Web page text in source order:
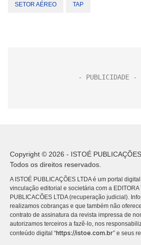
SETOR AÉREO TAP
Copyright © 2026 - ISTOÉ
Todos os direitos reservados.
A ISTOÉ PUBLICAÇÕES LTDA é um portal
vinculação editorial e societária com a EDITORA
PUBLICACÕES LTDA (recuperação judicial).
realizamos cobranças e que também não
contrato de assinatura da revista impressa de
autorizamos terceiros a fazê-lo, nos
conteúdo digital “https://istoe.com.br” e seus